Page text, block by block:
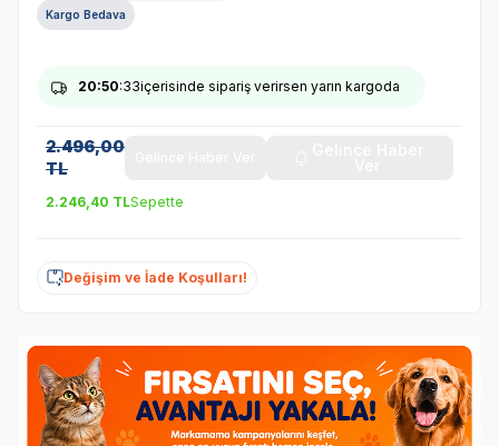
Kargo Bedava
20:50:32içerisinde sipariş verirsen yarın kargoda
2.496,00
TL
2.246,40 TLSepette
Değişim ve İade Koşulları!